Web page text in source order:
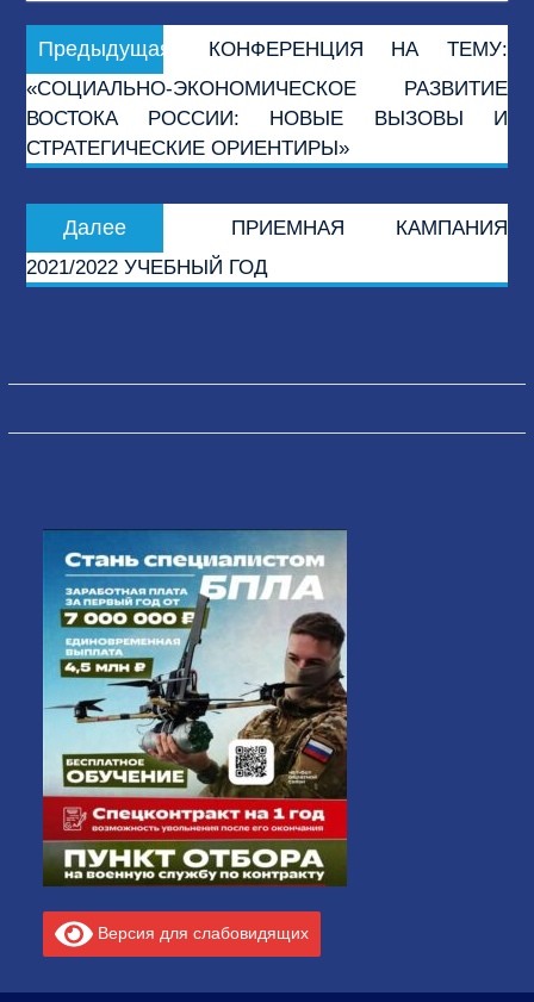
Навигация
по
записям
Предыдущая
запись:
КОНФЕРЕНЦИЯ НА ТЕМУ:
«СОЦИАЛЬНО-ЭКОНОМИЧЕСКОЕ РАЗВИТИЕ
ВОСТОКА РОССИИ: НОВЫЕ ВЫЗОВЫ И
СТРАТЕГИЧЕСКИЕ ОРИЕНТИРЫ»
Далее
запись:
ПРИЕМНАЯ КАМПАНИЯ
2021/2022 УЧЕБНЫЙ ГОД
Версия для слабовидящих